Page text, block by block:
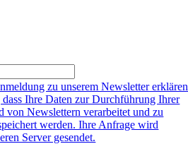
zu unserem Newsletter erklären
Ihre Daten zur Durchführung Ihrer
von Newslettern verarbeitet und zu
werden. Ihre Anfrage wird
Server gesendet.